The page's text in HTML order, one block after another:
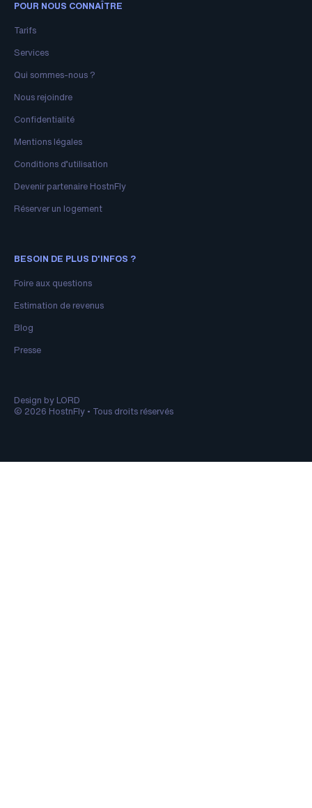
POUR NOUS CONNAÎTRE
Tarifs
Services
Qui sommes-nous ?
Nous rejoindre
Confidentialité
Mentions légales
Conditions d’utilisation
Devenir partenaire HostnFly
Réserver un logement
BESOIN DE PLUS D'INFOS ?
Foire aux questions
Estimation de revenus
Blog
Presse
Design by LORD
© 2026 HostnFly • Tous droits réservés